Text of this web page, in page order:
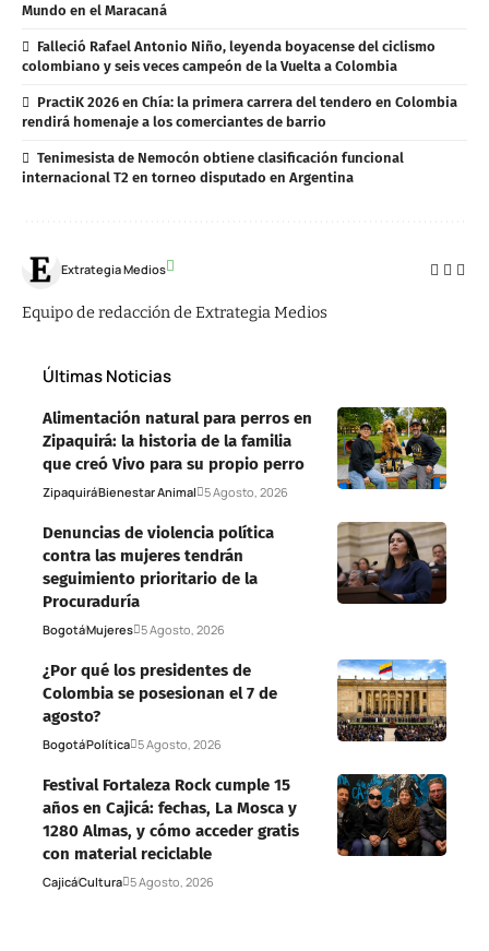
Mundo en el Maracaná
Falleció Rafael Antonio Niño, leyenda boyacense del ciclismo
colombiano y seis veces campeón de la Vuelta a Colombia
PractiK 2026 en Chía: la primera carrera del tendero en Colombia
rendirá homenaje a los comerciantes de barrio
Tenimesista de Nemocón obtiene clasificación funcional
internacional T2 en torneo disputado en Argentina
Extrategia Medios
Equipo de redacción de Extrategia Medios
Últimas Noticias
Alimentación natural para perros en
Zipaquirá: la historia de la familia
que creó Vivo para su propio perro
ZipaquiráBienestar Animal 5 Agosto, 2026
Denuncias de violencia política
contra las mujeres tendrán
seguimiento prioritario de la
Procuraduría
BogotáMujeres 5 Agosto, 2026
¿Por qué los presidentes de
Colombia se posesionan el 7 de
agosto?
BogotáPolítica 5 Agosto, 2026
Festival Fortaleza Rock cumple 15
años en Cajicá: fechas, La Mosca y
1280 Almas, y cómo acceder gratis
con material reciclable
CajicáCultura 5 Agosto, 2026